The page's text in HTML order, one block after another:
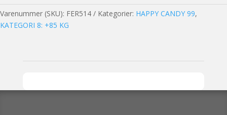
Varenummer (SKU): FER514 Kategorier: HAPPY CANDY 99,
KATEGORI 8: +85 KG